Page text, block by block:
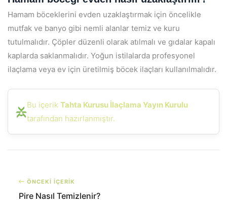
Hamam böceklerini evden uzaklaştırmak için öncelikle
mutfak ve banyo gibi nemli alanlar temiz ve kuru
tutulmalıdır. Çöpler düzenli olarak atılmalı ve gıdalar kapalı
kaplarda saklanmalıdır. Yoğun istilalarda profesyonel
ilaçlama veya ev için üretilmiş böcek ilaçları kullanılmalıdır.
Bu içerikTahta Kurusu İlaçlama Yayın Kurulu
tarafından hazırlanmıştır.
ÖNCEKİ İÇERİK
Pire Nasıl Temizlenir?